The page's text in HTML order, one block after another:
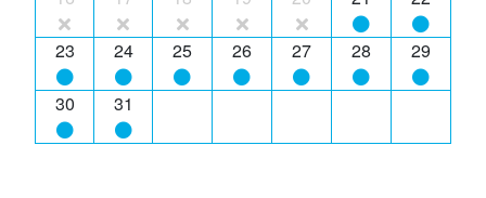
23 24 25 26 27 28 29
30 31